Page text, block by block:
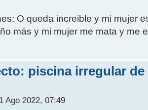
O queda increible y mi mujer
más y mi mujer me mata y me
piscina irregular
Ago 2022, 07:49